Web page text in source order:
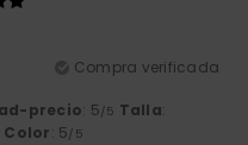
Compra verificada
precio: 5/5 Talla:
Color: 5/5